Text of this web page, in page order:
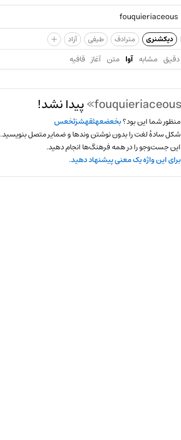
دیکشنری مترادف طیفی آزاد +
دقیق مشابه آوا متن آغاز قافیه
پیدا نشد!
منظور شما این بود؟بخعضعهثقهشزثخعس
شکل سادهٔ لغت را بدون نوشتن وندها و ضمایر متصل بنویسید.
این جست‌وجو را در همه فرهنگ‌ها انجام دهید.
برای این واژه یک معنی پیشنهاد دهید.